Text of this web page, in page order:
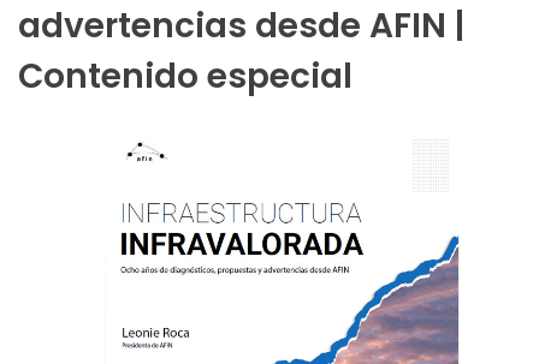
advertencias desde AFIN |
Contenido especial